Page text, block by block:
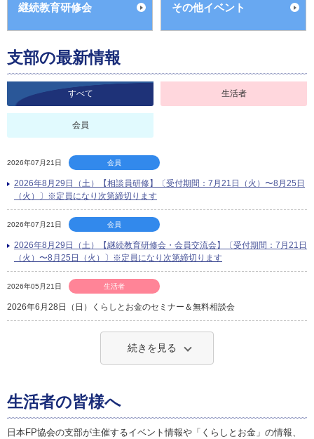
継続教育研修会 その他イベント
支部の最新情報
すべて 生活者
会員
2026年07月21日 会員
2026年8月29日（土）【相談員研修】〔受付期間：7月21日（火）〜8月25日
（火）〕※定員になり次第締切ります
2026年07月21日 会員
2026年8月29日（土）【継続教育研修会・会員交流会】〔受付期間：7月21日
（火）〜8月25日（火）〕※定員になり次第締切ります
2026年05月21日 生活者
2026年6月28日（日）くらしとお金のセミナー＆無料相談会
続きを見る
生活者の皆様へ
日本FP協会の支部が主催するイベント情報や「くらしとお金」の情報、